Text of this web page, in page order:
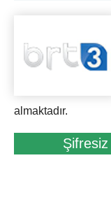
almaktadır.
Şifresiz